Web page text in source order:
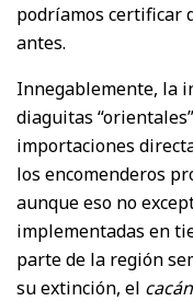
podríamos certificar
antes.
Innegablemente, la
diaguitas
importaciones
los encomenderos
aunque eso no
implementadas en
parte de la región
su extinción, el cacán